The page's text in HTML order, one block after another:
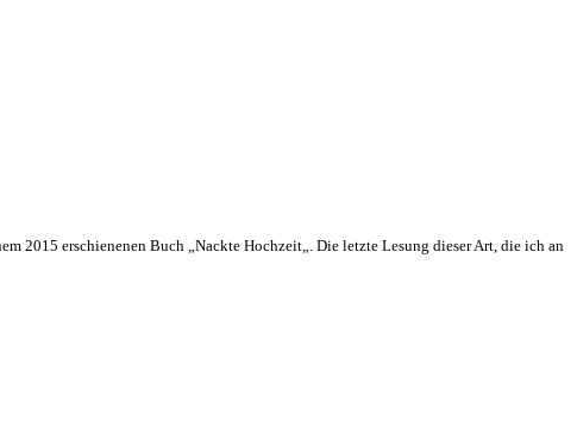
2015 erschienenen Buch „Nackte Hochzeit„. Die letzte Lesung dieser Art, die ich an